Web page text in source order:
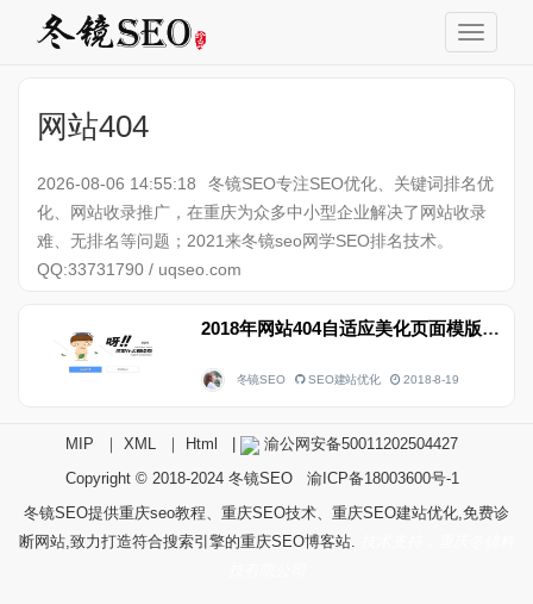
网站404
2026-08-06 14:55:18
冬镜SEO专注SEO优化、关键词排名优
化、网站收录推广，在重庆为众多中小型企业解决了网站收录
难、无排名等问题；2021来冬镜seo网学SEO排名技术。
QQ:33731790 / uqseo.com
2018年网站404自适应美化页面模版分享
冬镜SEO SEO建站优化 2018-8-19
MIP ｜ XML ｜ Html
渝公网安备50011202504427
Copyright © 2018-2024 冬镜SEO
渝ICP备18003600号-1
冬镜SEO提供重庆seo教程、重庆SEO技术、重庆SEO建站优化,免费诊
断网站,致力打造符合搜索引擎的重庆SEO博客站.